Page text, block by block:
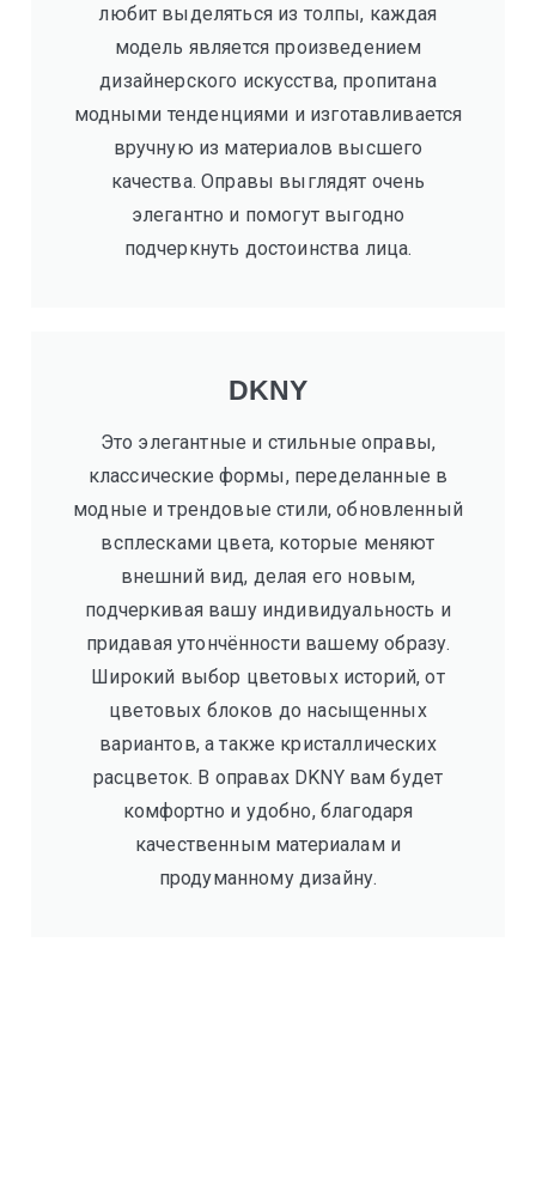
любит выделяться из толпы, каждая
модель является произведением
дизайнерского искусства, пропитана
модными тенденциями и изготавливается
вручную из материалов высшего
качества. Оправы выглядят очень
элегантно и помогут выгодно
подчеркнуть достоинства лица.
DKNY
Это элегантные и стильные оправы,
классические формы, переделанные в
модные и трендовые стили, обновленный
всплесками цвета, которые меняют
внешний вид, делая его новым,
подчеркивая вашу индивидуальность и
придавая утончённости вашему образу.
Широкий выбор цветовых историй, от
цветовых блоков до насыщенных
вариантов, а также кристаллических
расцветок. В оправах DKNY вам будет
комфортно и удобно, благодаря
качественным материалам и
продуманному дизайну.